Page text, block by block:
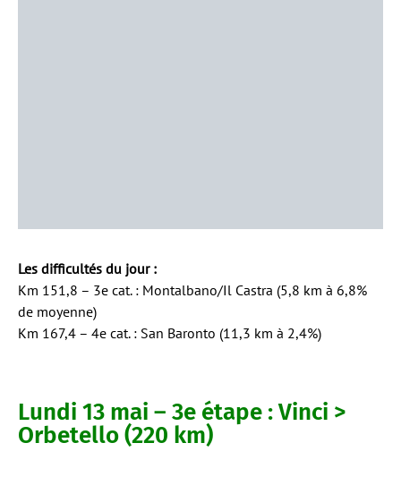
Les difficultés du jour :
Km 151,8 – 3e cat. : Montalbano/Il Castra (5,8 km à 6,8%
de moyenne)
Km 167,4 – 4e cat. : San Baronto (11,3 km à 2,4%)
Lundi 13 mai – 3e étape : Vinci >
Orbetello (220 km)